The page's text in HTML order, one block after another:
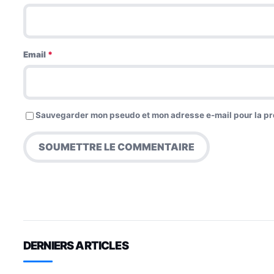
Email *
Sauvegarder mon pseudo et mon adresse e-mail pour la
DERNIERS ARTICLES